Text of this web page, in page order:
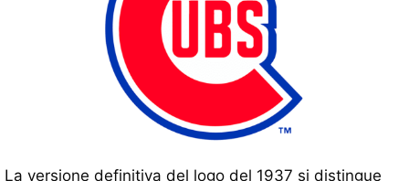
La versione definitiva del logo del 1937 si distingue